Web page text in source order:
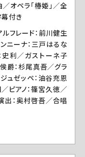
オペラ「椿姫」／全
付き
フレード：前川健生
ニーナ：三戸はるな
史利／ガストーネ子
爵：杉尾真吾／グラ
ュゼッペ：油谷充恩
ピアノ：篠宮久徳／
出：奥村啓吾／合唱